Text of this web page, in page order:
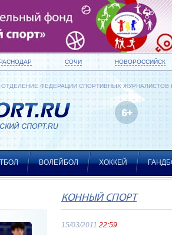
СОЧИ НОВОРОССИЙСК
ФЕДЕРАЦИИ СПОРТИВНЫХ ЖУРНАЛИСТОВ
ВОЛЕЙБОЛ ХОККЕЙ
КОННЫЙ СПОРТ
15/03/2011 22:59